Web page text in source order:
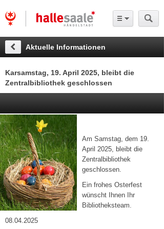
Aktuelle Informationen
Karsamstag, 19. April 2025, bleibt die
Zentralbibliothek geschlossen
Am Samstag, dem 19.
April 2025, bleibt die
Zentralbibliothek
geschlossen.
Ein frohes Osterfest
wünscht Ihnen Ihr
Bibliotheksteam.
08.04.2025